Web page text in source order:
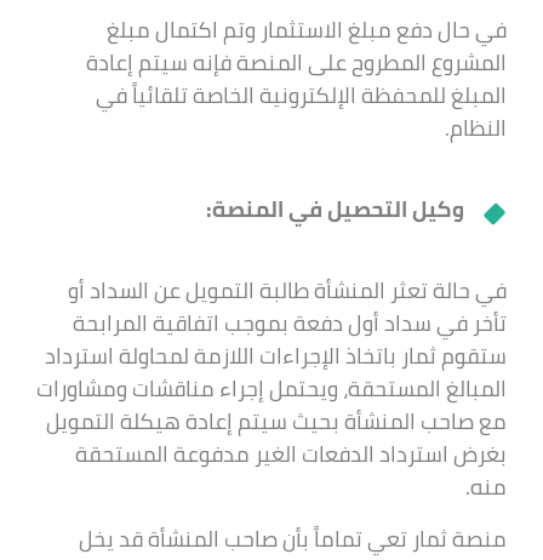
في حال دفع مبلغ الاستثمار وتم اكتمال مبلغ
المشروع المطروح على المنصة فإنه سيتم إعادة
المبلغ للمحفظة الإلكترونية الخاصة تلقائياً في
النظام.
وكيل التحصيل في المنصة:
في حالة تعثر المنشأة طالبة التمويل عن السداد أو
تأخر في سداد أول دفعة بموجب اتفاقية المرابحة
ستقوم ثمار باتخاذ الإجراءات اللازمة لمحاولة استرداد
المبالغ المستحقة، ويحتمل إجراء مناقشات ومشاورات
مع صاحب المنشأة بحيث سيتم إعادة هيكلة التمويل
بغرض استرداد الدفعات الغير مدفوعة المستحقة
منه.
منصة ثمار تعي تماماً بأن صاحب المنشأة قد يخل